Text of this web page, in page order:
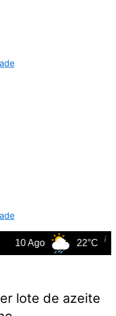
10 Ago 22°C
lote de azeite